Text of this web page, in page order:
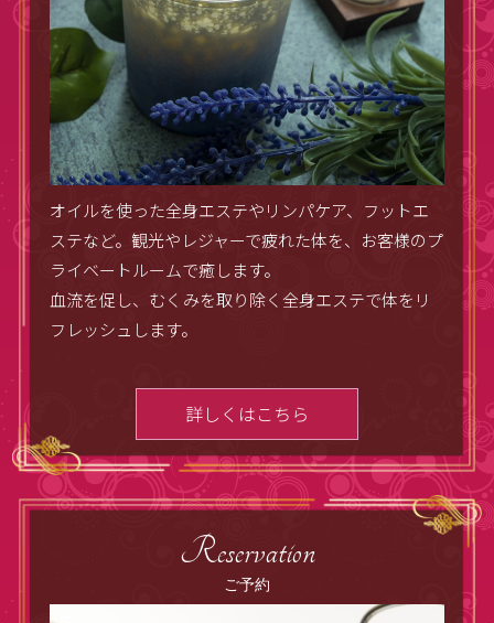
オイルを使った全身エステやリンパケア、フットエ
ステなど。観光やレジャーで疲れた体を、お客様のプ
ライベートルームで癒します。
血流を促し、むくみを取り除く全身エステで体をリ
フレッシュします。
詳しくはこちら
Reservation
ご予約